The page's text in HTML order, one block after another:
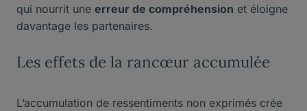
qui nourrit une erreur de compréhension et éloigne
davantage les partenaires.
Les effets de la rancœur accumulée
L’accumulation de ressentiments non exprimés crée